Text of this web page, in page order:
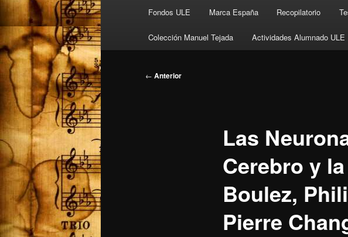
Fondos ULE Marca España Recopilatorio
Colección Manuel Tejada Actividades Alumnado ULE
Navegación
← Anterior
Las
Cerebro y
Boulez,
Pierre